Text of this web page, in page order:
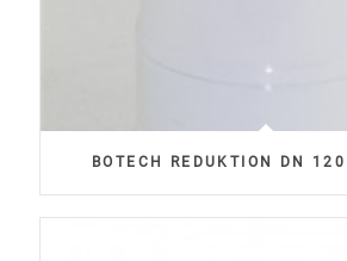
BOTECH REDUKTION DN